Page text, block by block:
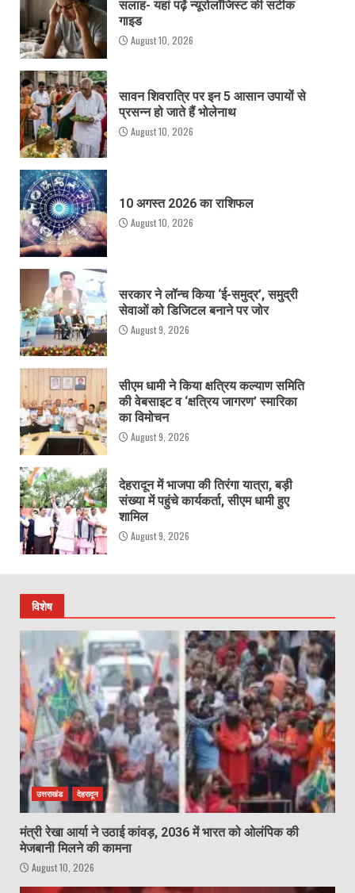
सलाह- यहां पढ़ें न्यूरोलॉजिस्ट की सटीक
गाइड
August 10, 2026
सावन शिवरात्रि पर इन 5 आसान उपायों से
प्रसन्न हो जाते हैं भोलेनाथ
August 10, 2026
10 अगस्त 2026 का राशिफल
August 10, 2026
सरकार ने लॉन्च किया ‘ई-समुद्र’, समुद्री
सेवाओं को डिजिटल बनाने पर जोर
August 9, 2026
सीएम धामी ने किया क्षत्रिय कल्याण समिति
की वेबसाइट व ‘क्षत्रिय जागरण’ स्मारिका
का विमोचन
August 9, 2026
देहरादून में भाजपा की तिरंगा यात्रा, बड़ी
संख्या में पहुंचे कार्यकर्ता, सीएम धामी हुए
शामिल
August 9, 2026
विशेष
उत्तराखंड देहरादून
मंत्री रेखा आर्या ने उठाई कांवड़, 2036 में भारत को ओलंपिक की
मेजबानी मिलने की कामना
August 10, 2026